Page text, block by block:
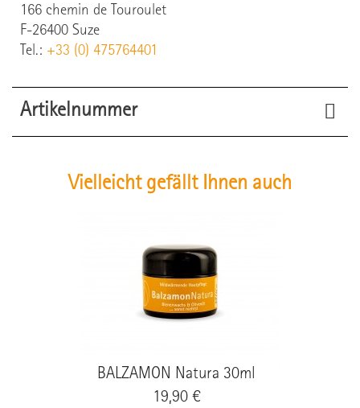
166 chemin de Touroulet
F-26400 Suze
Tel.: +33 (0) 475764401
Artikelnummer
Vielleicht gefällt Ihnen auch
BALZAMON Natura 30ml
Preis
19,90 €